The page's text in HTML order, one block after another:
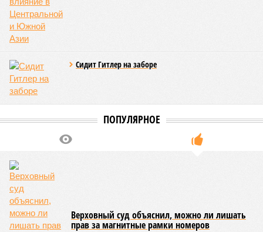
Сидит Гитлер на заборе
ПОПУЛЯРНОЕ
Верховный суд объяснил, можно ли лишать
прав за магнитные рамки номеров